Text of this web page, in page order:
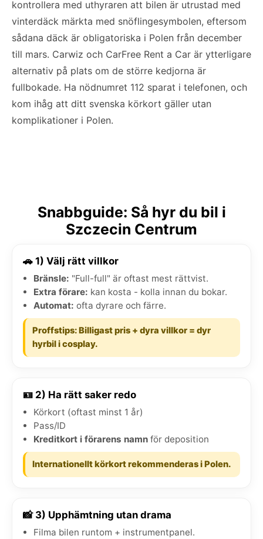
kontrollera med uthyraren att bilen är utrustad med
vinterdäck märkta med snöflingesymbolen, eftersom
sådana däck är obligatoriska i Polen från december
till mars. Carwiz och CarFree Rent a Car är ytterligare
alternativ på plats om de större kedjorna är
fullbokade. Ha nödnumret 112 sparat i telefonen, och
kom ihåg att ditt svenska körkort gäller utan
komplikationer i Polen.
Snabbguide: Så hyr du bil i
Szczecin Centrum
🚗 1) Välj rätt villkor
Bränsle: "Full-full" är oftast mest rättvist.
Extra förare: kan kosta - kolla innan du bokar.
Automat: ofta dyrare och färre.
Proffstips: Billigast pris + dyra villkor = dyr
hyrbil i cosplay.
🪪 2) Ha rätt saker redo
Körkort (oftast minst 1 år)
Pass/ID
Kreditkort i förarens namn för deposition
Internationellt körkort rekommenderas i Polen.
📸 3) Upphämtning utan drama
Filma bilen runtom + instrumentpanel.